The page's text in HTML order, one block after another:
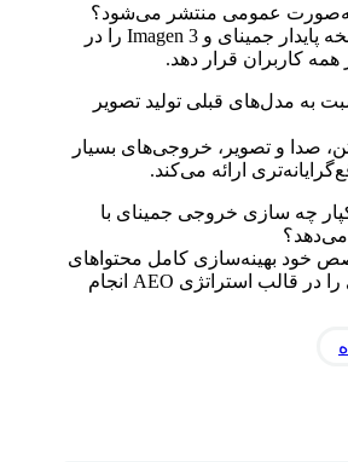
بله، گوگل وعده داده نسخه پایدار جمینای و Imagen 3 را در
به مدل‌های قبلی تولید تصویر
صدا و تصویر، خروجی‌های بسیار
ارائه می‌کند.
چه‌ سازی خروجی جمینای با
خود بهینه‌سازی کامل محتواهای
تولیدشده توسط جمینای را در قالب استراتژی AEO انجام